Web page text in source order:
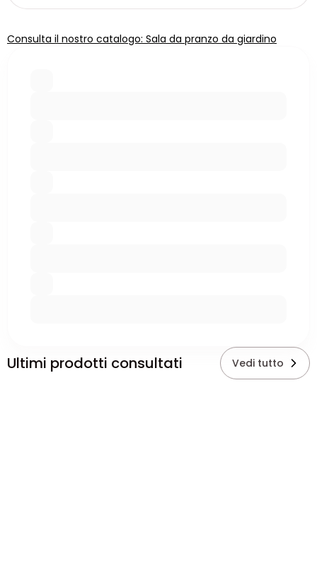
Consulta il nostro catalogo: Sala da pranzo da giardino
Ultimi prodotti consultati Vedi tutto